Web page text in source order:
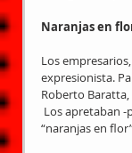
Naranjas en
Los
expresionista.
Roberto Baratta,
“naranjas en